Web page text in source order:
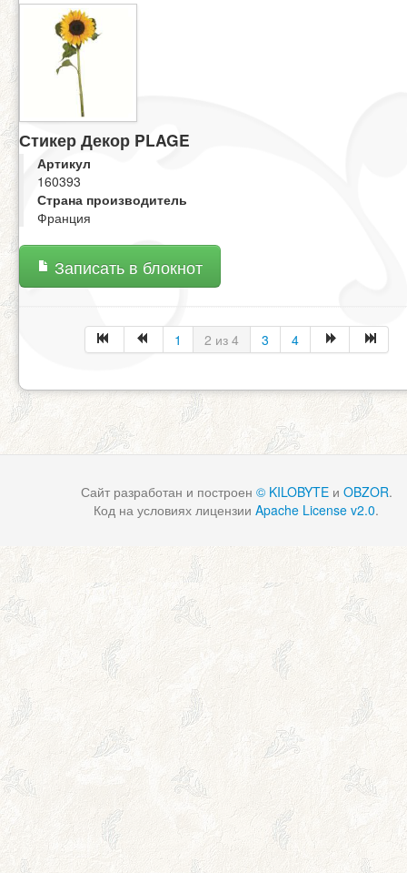
Стикер Декор PLAGE
Артикул
160393
Страна производитель
Франция
Записать в блокнот
1 2 из 4 3 4
Сайт разработан и построен © KILOBYTEи OBZOR.
Код на условиях лицензии Apache License v2.0.